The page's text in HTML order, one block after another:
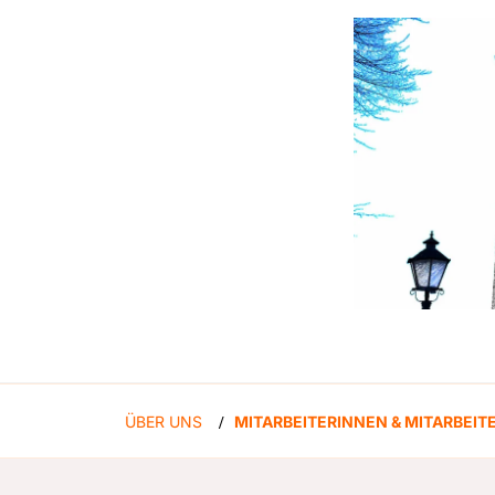
ÜBER UNS / MITARBEITERINNEN &